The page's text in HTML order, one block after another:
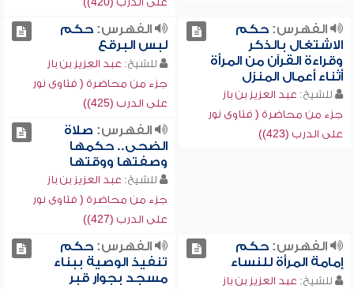
الفهرس:حكم
الاشتغال بالذكر
وقراءة القرآن من المرأة
أثناء أعمال المنزل
للشيخ: عبد العزيز بن باز
جزء من محاضرة ( فتاوى نور
على الدرب (423))
الفهرس:حكم
لبس البرقع
للشيخ: عبد العزيز بن باز
جزء من محاضرة ( فتاوى نور
على الدرب (425))
الفهرس: صلاة
الضحى.. حكمها
وصفتها ووقتها
للشيخ: عبد العزيز بن باز
جزء من محاضرة ( فتاوى نور
على الدرب (427))
الفهرس:حكم
إمامة المرأة للنساء
للشيخ: عبد العزيز بن باز
الفهرس:حكم
تنفيذ الوصية ببناء
مسجد بجوار قبر